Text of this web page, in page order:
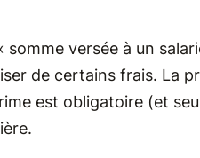
somme versée à un
de certains frais. La
est obligatoire (et